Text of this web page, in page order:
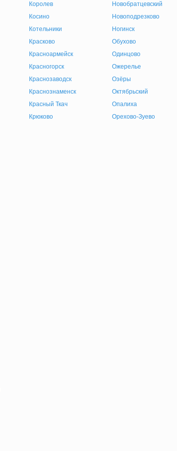
Королев
Косино
Котельники
Красково
Красноармейск
Красногорск
Краснозаводск
Краснознаменск
Красный Ткач
Крюково
Новобратцевский
Новоподрезково
Ногинск
Обухово
Одинцово
Ожерелье
Озёры
Октябрьский
Опалиха
Орехово-Зуево